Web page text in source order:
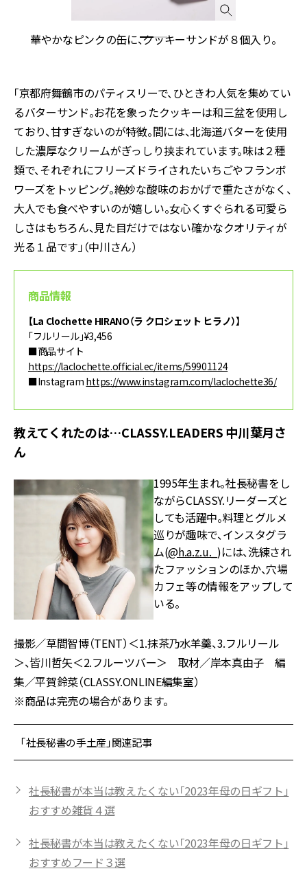
華やかなピンクの缶に、クッキーサンドが８個入り。
「京都府舞鶴市のパティスリーで、ひときわ人気を集めてい
るバターサンド。お花を象ったクッキーは和三盆を使用し
ており、甘すぎないのが特徴。間には、北海道バターを使用
した濃厚なクリームがぎっしり挟まれています。味は２種
類で、それぞれにフリーズドライされたいちごやフランボ
ワーズをトッピング。絶妙な酸味のおかげで重たさがなく、
大人でも食べやすいのが嬉しい。女心くすぐられる可愛ら
しさはもちろん、見た目だけではない確かなクオリティが
光る１品です」（中川さん）
商品情報
【La Clochette HIRANO（ラ クロシェット ヒラノ）】
「フルリール」¥3,456
■商品サイト
https://laclochette.official.ec/items/59901124
■Instagram https://www.instagram.com/laclochette36/
教えてくれたのは…CLASSY.LEADERS 中川葉月さ
ん
1995年生まれ。社長秘書をし
ながらCLASSY.リーダーズと
しても活躍中。料理とグルメ
巡りが趣味で、インスタグラ
ム(@h.a.z.u._)には、洗練され
たファッションのほか、穴場
カフェ等の情報をアップして
いる。
撮影／草間智博（TENT）＜1.抹茶乃水羊羹、3.フルリール
＞、皆川哲矢＜2.フルーツバー＞ 取材／岸本真由子 編
集／平賀鈴菜（CLASSY.ONLINE編集室）
※商品は完売の場合があります。
「社長秘書の手土産」関連記事
社長秘書が本当は教えたくない「2023年母の日ギフト」
おすすめ雑貨４選
社長秘書が本当は教えたくない「2023年母の日ギフト」
おすすめフード３選